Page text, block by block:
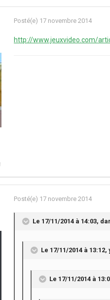
Posté(e) 17 novembre 2014
http://www.jeuxvideo.com/
Posté(e) 17 novembre 2014
Le 17/11/2014 à 14:03,
Le 17/11/2014 à
Le 17/11/2014 à